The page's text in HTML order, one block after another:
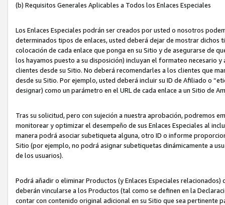
(b) Requisitos Generales Aplicables a Todos los Enlaces Especiales
Los Enlaces Especiales podrán ser creados por usted o nosotros
determinados tipos de enlaces, usted deberá dejar de mostrar dichos
colocación de cada enlace que ponga en su Sitio y de asegurarse de
los hayamos puesto a su disposición) incluyan el formateo necesario
clientes desde su Sitio. No deberá recomendarles a los clientes que
desde su Sitio. Por ejemplo, usted deberá incluir su ID de Afiliado o
designar) como un parámetro en el URL de cada enlace a un Sitio de
Tras su solicitud, pero con sujeción a nuestra aprobación, podremos
monitorear y optimizar el desempeño de sus Enlaces Especiales al
manera podrá asociar subetiqueta alguna, otro ID o informe
Sitio (por ejemplo, no podrá asignar subetiquetas dinámicamente a
de los usuarios).
Podrá añadir o eliminar Productos (y Enlaces Especiales
deberán vincularse a los Productos (tal como se definen en la
contar con contenido original adicional en su Sitio que sea pertinente